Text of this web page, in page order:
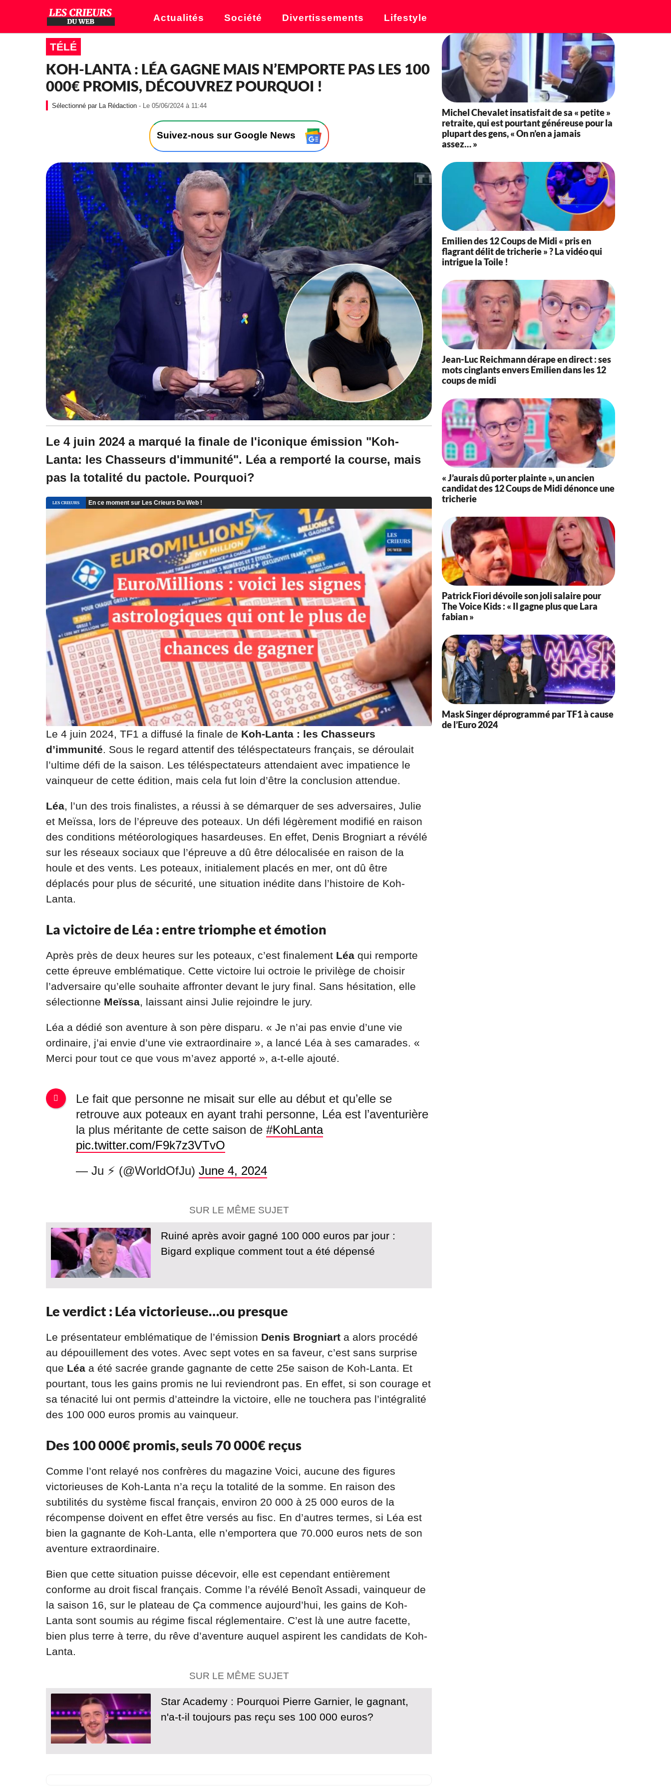
Actualités Société Divertissements Lifestyle
TÉLÉ
KOH-LANTA : LÉA GAGNE MAIS N’EMPORTE PAS LES 100
000€ PROMIS, DÉCOUVREZ POURQUOI !
La Rédaction - Le 05/06/2024 à 11:44
0
/
0
6
/
2
2
à
1
1
:
4
Suivez-nous sur Google News
Le 4 juin 2024 a marqué la finale de l'iconique émission "Koh-
Lanta: les Chasseurs d'immunité". Léa a remporté la course, mais
pas la totalité du pactole. Pourquoi?
Le 4 juin 2024, TF1 a diffusé la finale de Koh-Lanta : les Chasseurs
d’immunité . Sous le regard attentif des téléspectateurs français, se déroulait
l’ultime défi de la saison. Les téléspectateurs attendaient avec impatience le
vainqueur de cette édition, mais cela fut loin d’être la conclusion attendue.
Léa , l’un des trois finalistes, a réussi à se démarquer de ses adversaires, Julie
et Meïssa, lors de l’épreuve des poteaux. Un défi légèrement modifié en raison
des conditions météorologiques hasardeuses. En effet, Denis Brogniart a révélé
sur les réseaux sociaux que l’épreuve a dû être délocalisée en raison de la
houle et des vents. Les poteaux, initialement placés en mer, ont dû être
déplacés pour plus de sécurité, une situation inédite dans l’histoire de Koh-
Lanta.
La victoire de Léa : entre triomphe et émotion
Après près de deux heures sur les poteaux, c’est finalement Léa qui remporte
cette épreuve emblématique. Cette victoire lui octroie le privilège de choisir
l’adversaire qu’elle souhaite affronter devant le jury final. Sans hésitation, elle
sélectionne Meïssa , laissant ainsi Julie rejoindre le jury.
Léa a dédié son aventure à son père disparu. « Je n’ai pas envie d’une vie
ordinaire, j’ai envie d’une vie extraordinaire », a lancé Léa à ses camarades. «
Merci pour tout ce que vous m’avez apporté », a-t-elle ajouté.
Le fait que personne ne misait sur elle au début et qu’elle se
retrouve aux poteaux en ayant trahi personne, Léa est l’aventurière
la plus méritante de cette saison de #KohLanta
pic.twitter.com/F9k7z3VTvO
— Ju ⚡️ (@WorldOfJu) June 4, 2024
SUR LE MÊME SUJET
Ruiné après avoir gagné 100 000 euros par jour :
Bigard explique comment tout a été dépensé
Le verdict : Léa victorieuse…ou presque
Le présentateur emblématique de l’émission Denis Brogniart a alors procédé
au dépouillement des votes. Avec sept votes en sa faveur, c’est sans surprise
que Léa a été sacrée grande gagnante de cette 25e saison de Koh-Lanta. Et
pourtant, tous les gains promis ne lui reviendront pas. En effet, si son courage et
sa ténacité lui ont permis d’atteindre la victoire, elle ne touchera pas l’intégralité
des 100 000 euros promis au vainqueur.
Des 100 000€ promis, seuls 70 000€ reçus
Comme l’ont relayé nos confrères du magazine Voici, aucune des figures
victorieuses de Koh-Lanta n’a reçu la totalité de la somme. En raison des
subtilités du système fiscal français, environ 20 000 à 25 000 euros de la
récompense doivent en effet être versés au fisc. En d’autres termes, si Léa est
bien la gagnante de Koh-Lanta, elle n’emportera que 70.000 euros nets de son
aventure extraordinaire.
Bien que cette situation puisse décevoir, elle est cependant entièrement
conforme au droit fiscal français. Comme l’a révélé Benoît Assadi, vainqueur de
la saison 16, sur le plateau de Ça commence aujourd’hui, les gains de Koh-
Lanta sont soumis au régime fiscal réglementaire. C’est là une autre facette,
bien plus terre à terre, du rêve d’aventure auquel aspirent les candidats de Koh-
Lanta.
SUR LE MÊME SUJET
Star Academy : Pourquoi Pierre Garnier, le gagnant,
n'a-t-il toujours pas reçu ses 100 000 euros?
Michel Chevalet insatisfait de sa « petite »
retraite, qui est pourtant généreuse pour la
plupart des gens, « On n’en a jamais
assez… »
Emilien des 12 Coups de Midi « pris en
flagrant délit de tricherie » ? La vidéo qui
intrigue la Toile !
Jean-Luc Reichmann dérape en direct : ses
mots cinglants envers Emilien dans les 12
coups de midi
« J’aurais dû porter plainte », un ancien
candidat des 12 Coups de Midi dénonce une
tricherie
Patrick Fiori dévoile son joli salaire pour
The Voice Kids : « Il gagne plus que Lara
fabian »
Mask Singer déprogrammé par TF1 à cause
de l’Euro 2024